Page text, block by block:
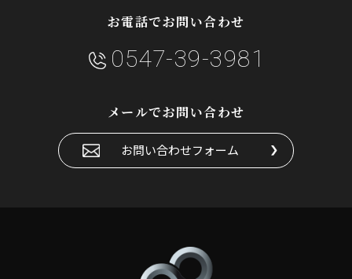
お電話でお問い合わせ
0547-39-3981
メールでお問い合わせ
お問い合わせフォーム